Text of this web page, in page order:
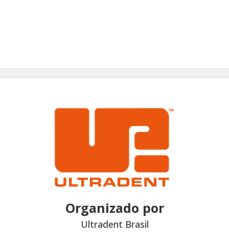
Organizado por
Ultradent Brasil